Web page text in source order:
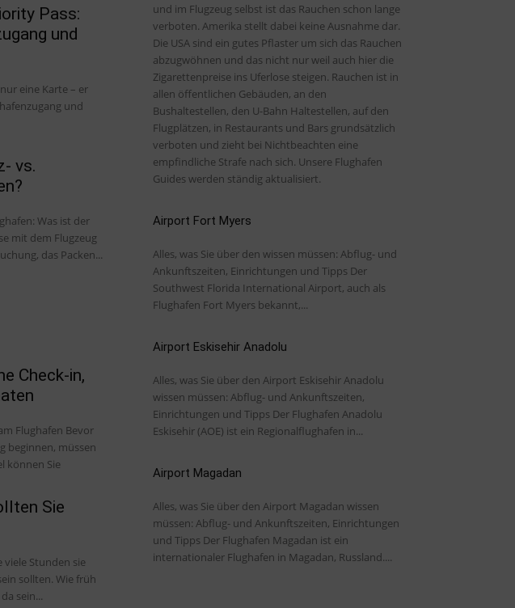
Pass:
und
eine Karte – er
und
vs.
Was ist der
das Packen...
Check-in,
Bevor
beginnen, müssen
können Sie
Sie
viele Stunden sie
sollten. Wie früh
sein...
und im Flugzeug selbst ist das Rauchen schon lange
verboten. Amerika stellt dabei keine Ausnahme dar.
Die USA sind ein gutes Pflaster um sich das Rauchen
abzugwöhnen und das nicht nur weil auch hier die
Zigarettenpreise ins Uferlose steigen. Rauchen ist in
allen öffentlichen Gebäuden, an den
Bushaltestellen, den U-Bahn Haltestellen, auf den
Flugplätzen, in Restaurants und Bars grundsätzlich
verboten und zieht bei Nichtbeachten eine
empfindliche Strafe nach sich. Unsere Flughafen
Guides werden ständig aktualisiert.
Airport Fort Myers
Alles, was Sie über den wissen müssen: Abflug- und
Ankunftszeiten, Einrichtungen und Tipps Der
Southwest Florida International Airport, auch als
Flughafen Fort Myers bekannt,...
Airport Eskisehir Anadolu
Alles, was Sie über den Airport Eskisehir Anadolu
wissen müssen: Abflug- und Ankunftszeiten,
Einrichtungen und Tipps Der Flughafen Anadolu
Eskisehir (AOE) ist ein Regionalflughafen in...
Airport Magadan
Alles, was Sie über den Airport Magadan wissen
müssen: Abflug- und Ankunftszeiten, Einrichtungen
und Tipps Der Flughafen Magadan ist ein
internationaler Flughafen in Magadan, Russland....